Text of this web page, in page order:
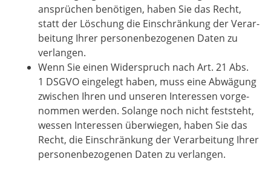
an­sprü­chen benö­ti­gen, haben Sie das Recht,
statt der Löschung die Ein­schrän­kung der Ver­ar­
bei­tung Ihrer per­so­nen­be­zo­ge­nen Daten zu
verlangen.
Wenn Sie einen Wider­spruch nach Art. 21 Abs.
1 DSGVO ein­ge­legt haben, muss eine Abwä­gung
zwi­schen Ihren und unse­ren Inter­es­sen vor­ge­
nom­men wer­den. Solan­ge noch nicht fest­steht,
wes­sen Inter­es­sen über­wie­gen, haben Sie das
Recht, die Ein­schrän­kung der Ver­ar­bei­tung Ihrer
per­so­nen­be­zo­ge­nen Daten zu verlangen.